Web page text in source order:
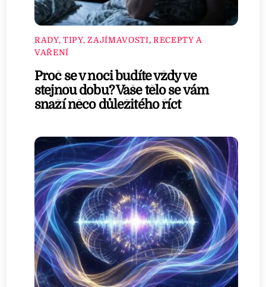
RADY, TIPY, ZAJÍMAVOSTI, RECEPTY A
VAŘENÍ
Proč se v noci budíte vždy ve
stejnou dobu? Vaše tělo se vám
snaží něco důležitého říct